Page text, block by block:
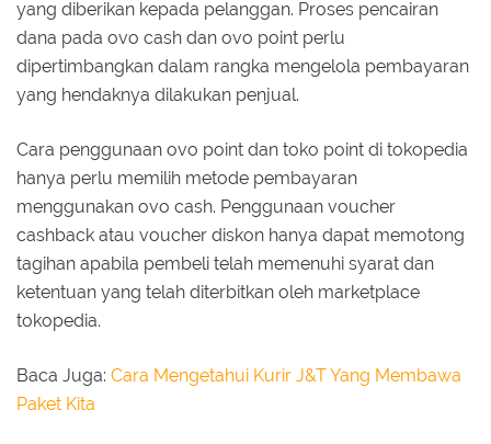
yang diberikan kepada pelanggan. Proses pencairan
dana pada ovo cash dan ovo point perlu
dipertimbangkan dalam rangka mengelola pembayaran
yang hendaknya dilakukan penjual.
Cara penggunaan ovo point dan toko point di tokopedia
hanya perlu memilih metode pembayaran
menggunakan ovo cash. Penggunaan voucher
cashback atau voucher diskon hanya dapat memotong
tagihan apabila pembeli telah memenuhi syarat dan
ketentuan yang telah diterbitkan oleh marketplace
tokopedia.
Baca Juga: Cara Mengetahui Kurir J&T Yang Membawa
Paket Kita